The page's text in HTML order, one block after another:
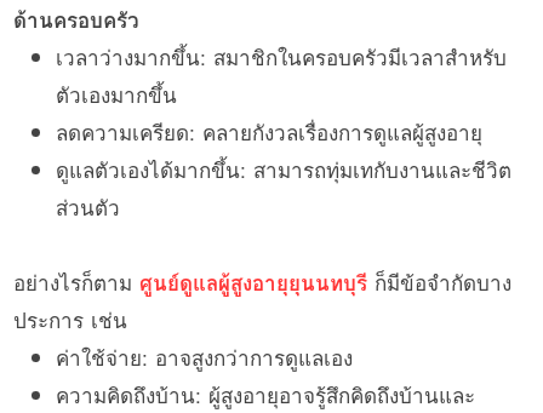
ด้านครอบครัว
เวลาว่างมากขึ้น: สมาชิกในครอบครัวมีเวลาสำหรับ
ตัวเองมากขึ้น
ลดความเครียด: คลายกังวลเรื่องการดูแลผู้สูงอายุ
ดูแลตัวเองได้มากขึ้น: สามารถทุ่มเทกับงานและชีวิต
ส่วนตัว
อย่างไรก็ตาม ศูนย์ดูแลผู้สูงอายุยุนนทบุรี ก็มีข้อจำกัดบาง
ประการ เช่น
ค่าใช้จ่าย: อาจสูงกว่าการดูแลเอง
ความคิดถึงบ้าน: ผู้สูงอายุอาจรู้สึกคิดถึงบ้านและ